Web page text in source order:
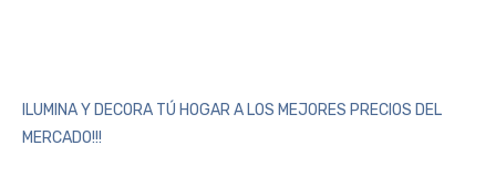
ILUMINA Y DECORA TÚ HOGAR A LOS MEJORES PRECIOS DEL
MERCADO!!!